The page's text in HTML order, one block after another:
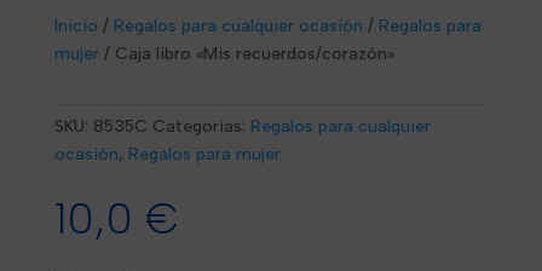
Inicio / Regalos para cualquier ocasión / Regalos para
mujer/ Caja libro «Mis recuerdos/corazón»
SKU: 8535C Categorías: Regalos para cualquier
ocasión, Regalos para mujer
10,0 €